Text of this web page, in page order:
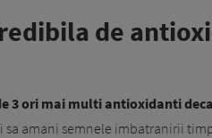
de
3 ori mai multi antioxidanti
sa amani semnele imbatranirii